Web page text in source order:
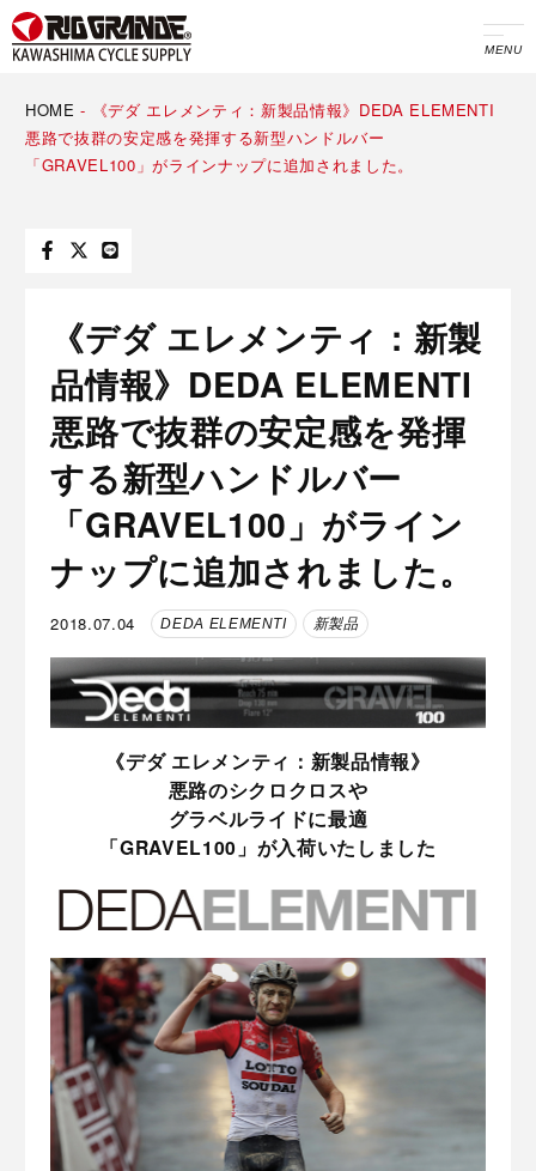
MENU
HOME -
《デダ エレメンティ：新製品情報》DEDA ELEMENTI
悪路で抜群の安定感を発揮する新型ハンドルバー
「GRAVEL100」がラインナップに追加されました。
《デダ エレメンティ：新製
品情報》DEDA ELEMENTI
悪路で抜群の安定感を発揮
する新型ハンドルバー
「GRAVEL100」がライン
ナップに追加されました。
2018.07.04 DEDA ELEMENTI 新製品
《デダ エレメンティ：新製品情報》
悪路のシクロクロスや
グラベルライドに最適
「GRAVEL100」が入荷いたしました